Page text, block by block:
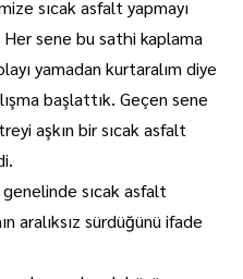
sıcak asfalt yapmayı
sene bu sathi kaplama
yamadan kurtaralım diye
başlattık. Geçen sene
aşkın bir sıcak asfalt
sıcak asfalt
aralıksız sürdüğünü ifade